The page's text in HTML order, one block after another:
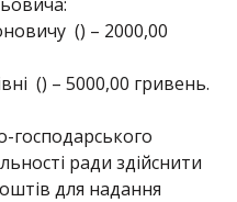
() – 2000,00
() – 5000,00 гривень.
господарського
ради здійснити
для надання